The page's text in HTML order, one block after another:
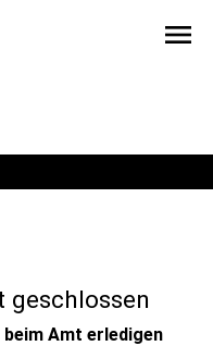
menu
geschlossen
Amt erledigen